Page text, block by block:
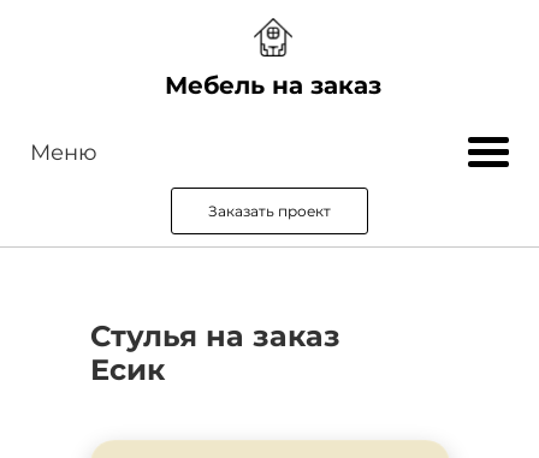
Мебель на заказ
Меню
Заказать проект
Стулья на заказ
Есик